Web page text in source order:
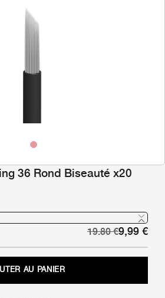
36 Rond Biseauté x20
19.80€Le
prix
initial
19,80 €.
9,99€Le
prix
AU PANIER